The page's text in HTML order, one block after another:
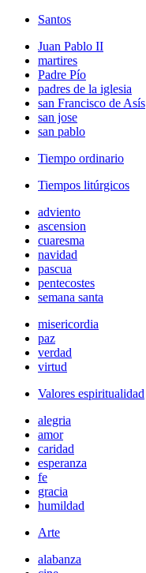
Santos
Juan Pablo II
martires
Padre Pío
padres de la iglesia
san Francisco de Asís
san jose
san pablo
Tiempo ordinario
Tiempos litúrgicos
adviento
ascension
cuaresma
navidad
pascua
pentecostes
semana santa
misericordia
paz
verdad
virtud
Valores espiritualidad
alegria
amor
caridad
esperanza
fe
gracia
humildad
Arte
alabanza